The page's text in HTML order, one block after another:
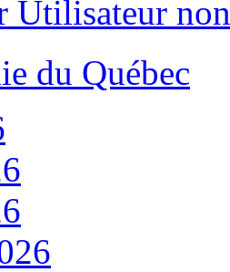
Utilisateur
du Québec